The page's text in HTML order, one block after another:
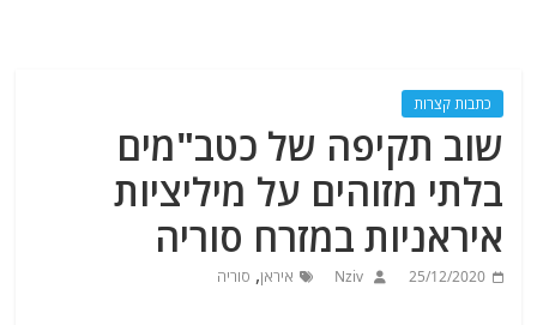
כתבות קצרות
שוב תקיפה של כטב"מים
בלתי מזוהים על מיליציות
איראניות במזרח סוריה
25/12/2020
Nziv איראן, סוריה